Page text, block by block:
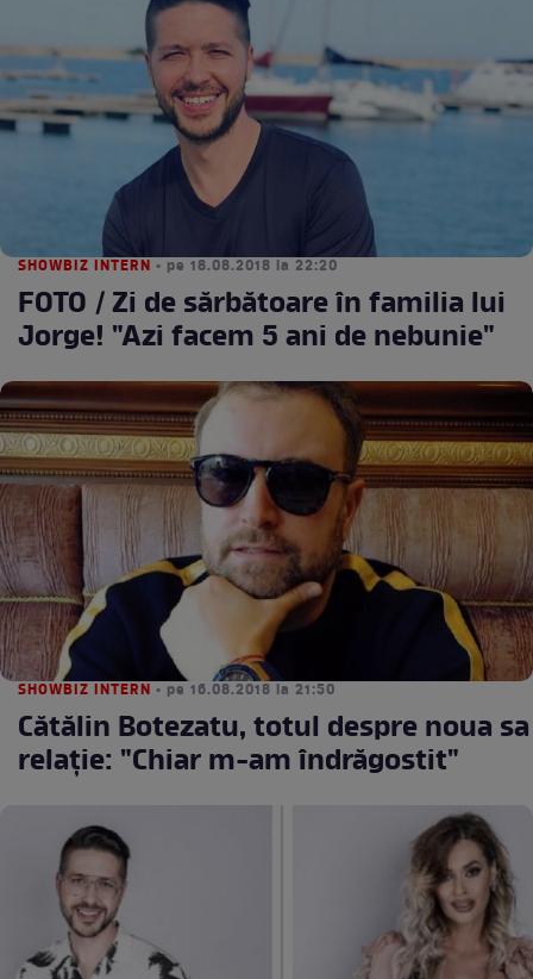
SHOWBIZ INTERN • pe 18.08.2018 la 22:20
FOTO / Zi de sărbătoare în familia lui
Jorge! "Azi facem 5 ani de nebunie"
SHOWBIZ INTERN • pe 16.08.2018 la 21:50
Cătălin Botezatu, totul despre noua sa
relaţie: "Chiar m-am îndrăgostit"